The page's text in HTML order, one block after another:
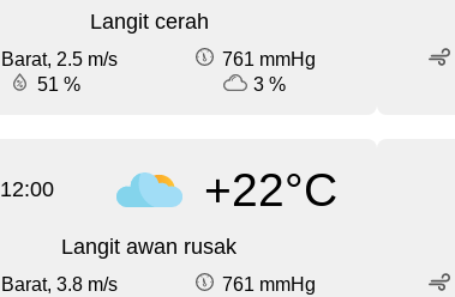
Langit cerah
Barat, 2.5 m/s
761 mmHg
51 %
3 %
12:00 +22°C
Langit awan rusak
Barat, 3.8 m/s
761 mmHg